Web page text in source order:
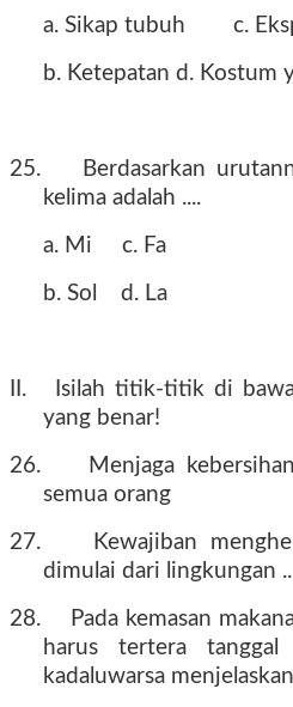
a. Sikap tubuh c.
b. Ketepatan d. Kostum
25.
Berdasarkan
kelima adalah ....
a. Mi c. Fa
b. Sol d. La
II.
Isilah titik-titik di
yang benar!
26.
Menjaga
semua orang
27.
Kewajiban
dimulai dari lingkungan
28.
Pada kemasan
harus tertera tanggal
kadaluwarsa